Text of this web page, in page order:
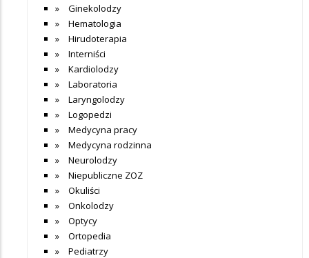
Ginekolodzy
Hematologia
Hirudoterapia
Interniści
Kardiolodzy
Laboratoria
Laryngolodzy
Logopedzi
Medycyna pracy
Medycyna rodzinna
Neurolodzy
Niepubliczne ZOZ
Okuliści
Onkolodzy
Optycy
Ortopedia
Pediatrzy